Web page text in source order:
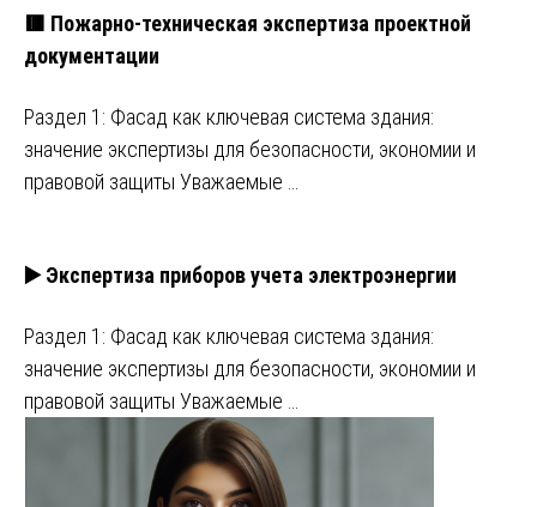
🟥 Пожарно-техническая экспертиза проектной
документации
Раздел 1: Фасад как ключевая система здания:
значение экспертизы для безопасности, экономии и
правовой защиты Уважаемые …
▶️ Экспертиза приборов учета электроэнергии
Раздел 1: Фасад как ключевая система здания:
значение экспертизы для безопасности, экономии и
правовой защиты Уважаемые …